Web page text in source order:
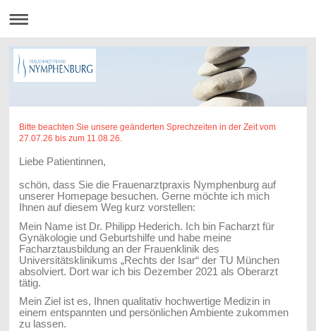
Bitte beachten Sie unsere geänderten Sprechzeiten in der Zeit vom
27.07.26 bis zum 11.08.26.
Liebe Patientinnen,
schön, dass Sie die Frauenarztpraxis Nymphenburg auf
unserer Homepage besuchen. Gerne möchte ich mich
Ihnen auf diesem Weg kurz vorstellen:
Mein Name ist Dr. Philipp Hederich. Ich bin Facharzt für
Gynäkologie und Geburtshilfe und habe meine
Facharztausbildung an der Frauenklinik des
Universitätsklinikums „Rechts der Isar“ der TU München
absolviert. Dort war ich bis Dezember 2021 als Oberarzt
tätig.
Mein Ziel ist es, Ihnen qualitativ hochwertige Medizin in
einem entspannten und persönlichen Ambiente zukommen
zu lassen.